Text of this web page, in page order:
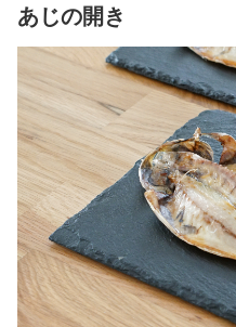
あじの開き